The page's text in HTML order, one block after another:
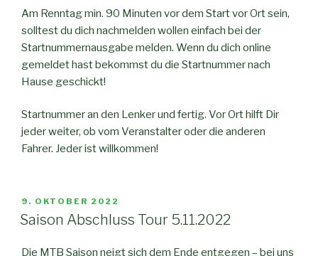
Am Renntag min. 90 Minuten vor dem Start vor Ort sein,
solltest du dich nachmelden wollen einfach bei der
Startnummernausgabe melden. Wenn du dich online
gemeldet hast bekommst du die Startnummer nach
Hause geschickt!
Startnummer an den Lenker und fertig. Vor Ort hilft Dir
jeder weiter, ob vom Veranstalter oder die anderen
Fahrer. Jeder ist willkommen!
VERÖFFENTLICHT
AM
9. OKTOBER 2022
Saison Abschluss Tour 5.11.2022
Die MTB Saison neigt sich dem Ende entgegen – bei uns